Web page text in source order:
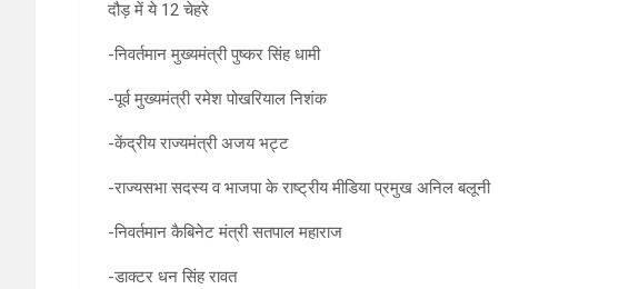
दौड़ में ये 12 चेहरे
-निवर्तमान मुख्यमंत्री पुष्‍कर सिंह धामी
-पूर्व मुख्यमंत्री रमेश पोखरियाल निशंक
-केंद्रीय राज्यमंत्री अजय भट्ट
-राज्यसभा सदस्य व भाजपा के राष्ट्रीय मीडिया प्रमुख अनिल बलूनी
-निवर्तमान कैबिनेट मंत्री सतपाल महाराज
-डाक्‍टर धन सिंह रावत